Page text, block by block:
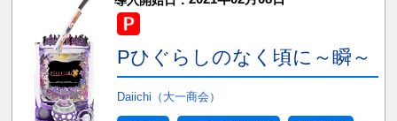
Pひぐらしのなく頃に～瞬～
Daiichi（大一商会）